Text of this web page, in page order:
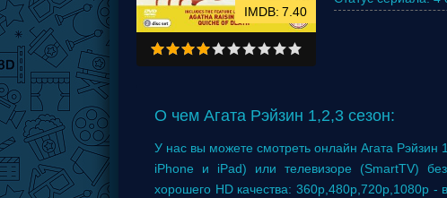
7.40
О чем Агата Рэйзин 1,2,3 сезон:
У нас вы можете смотреть онлайн Агата
iPhone и iPad) или телевизоре (SmartTV)
хорошего HD качества: 360p,480p,720p,1080p